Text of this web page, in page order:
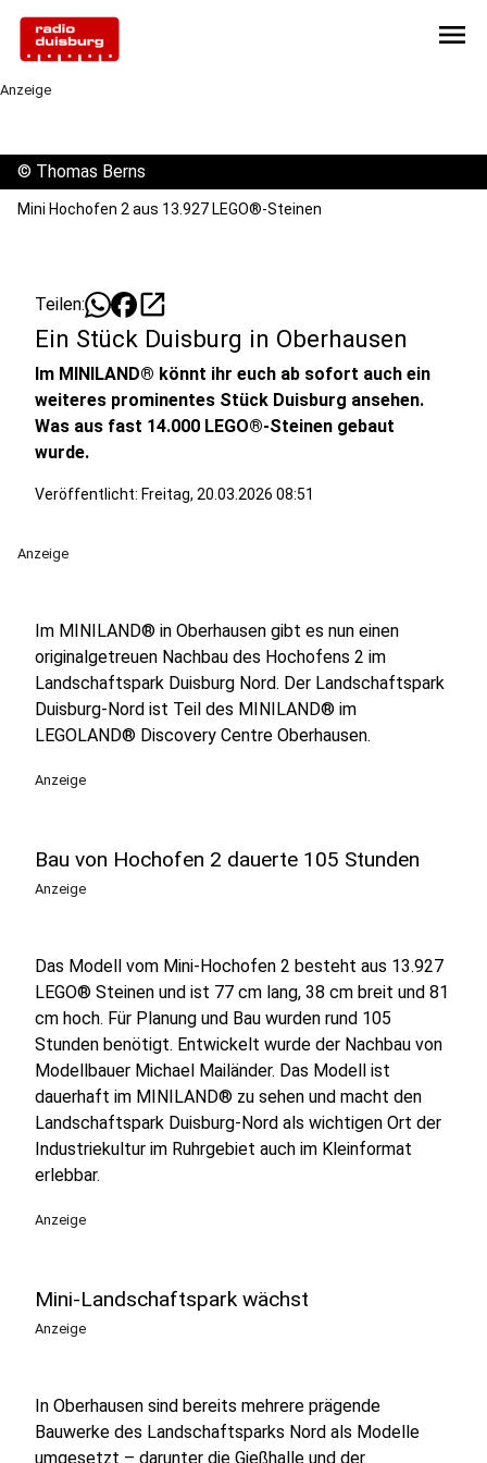
menu
Anzeige
© Thomas Berns
Mini Hochofen 2 aus 13.927 LEGO®-Steinen
Teilen: open_in_new
Ein Stück Duisburg in Oberhausen
Im MINILAND® könnt ihr euch ab sofort auch ein
weiteres prominentes Stück Duisburg ansehen.
Was aus fast 14.000 LEGO®-Steinen gebaut
wurde.
Veröffentlicht: Freitag, 20.03.2026 08:51
Anzeige
Im MINILAND® in Oberhausen gibt es nun einen
originalgetreuen Nachbau des Hochofens 2 im
Landschaftspark Duisburg Nord. Der Landschaftspark
Duisburg-Nord ist Teil des MINILAND® im
LEGOLAND® Discovery Centre Oberhausen.
Anzeige
Bau von Hochofen 2 dauerte 105 Stunden
Anzeige
Das Modell vom Mini-Hochofen 2 besteht aus 13.927
LEGO® Steinen und ist 77 cm lang, 38 cm breit und 81
cm hoch. Für Planung und Bau wurden rund 105
Stunden benötigt. Entwickelt wurde der Nachbau von
Modellbauer Michael Mailänder. Das Modell ist
dauerhaft im MINILAND® zu sehen und macht den
Landschaftspark Duisburg-Nord als wichtigen Ort der
Industriekultur im Ruhrgebiet auch im Kleinformat
erlebbar.
Anzeige
Mini-Landschaftspark wächst
Anzeige
In Oberhausen sind bereits mehrere prägende
Bauwerke des Landschaftsparks Nord als Modelle
umgesetzt – darunter die Gießhalle und der